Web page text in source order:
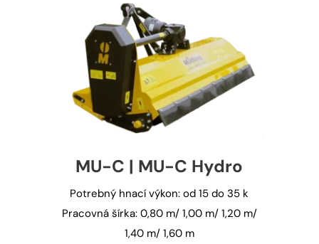
MU-C | MU-C Hydro
Potrebný hnací výkon: od 15 do 35 k
Pracovná šírka: 0,80 m/ 1,00 m/ 1,20 m/
1,40 m/ 1,60 m